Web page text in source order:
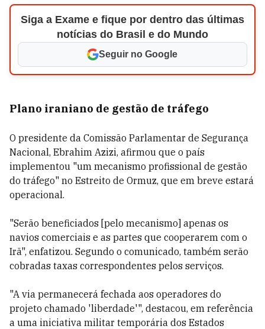
Siga a Exame e fique por dentro das últimas
notícias do Brasil e do Mundo
Seguir no Google
Plano iraniano de gestão de tráfego
O presidente da Comissão Parlamentar de Segurança
Nacional, Ebrahim Azizi, afirmou que o país
implementou "um mecanismo profissional de gestão
do tráfego" no Estreito de Ormuz, que em breve estará
operacional.
"Serão beneficiados [pelo mecanismo] apenas os
navios comerciais e as partes que cooperarem com o
Irã", enfatizou. Segundo o comunicado, também serão
cobradas taxas correspondentes pelos serviços.
"A via permanecerá fechada aos operadores do
projeto chamado 'liberdade'", destacou, em referência
a uma iniciativa militar temporária dos Estados